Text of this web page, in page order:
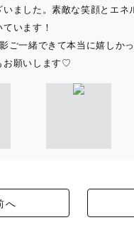
いました。素敵な笑顔とエネ
います！
ご一緒できて本当に嬉しかっ
お願いします♡
へ